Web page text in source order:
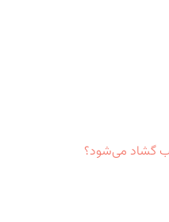
گشاد می‌شود؟